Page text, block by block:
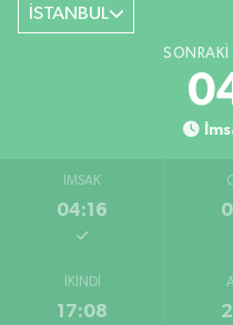
İSTANBUL
SONRAKI
İMSAK
04:16
İKINDI
17:08